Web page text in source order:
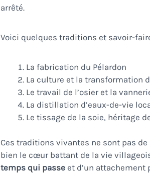
arrêté.
Voici quelques traditions et savoir-
La fabrication du Pélardon
La culture et la transformation
Le travail de l’osier et la
La distillation d’eaux-de-vie
Le tissage de la soie, héritage
Ces traditions vivantes ne sont pas
bien le cœur battant de la vie
temps qui passe et d’un attachement